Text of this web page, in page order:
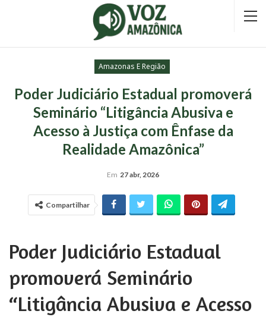
Amazonas E Região
Poder Judiciário Estadual promoverá
Seminário “Litigância Abusiva e
Acesso à Justiça com Ênfase da
Realidade Amazônica”
Em 27 abr, 2026
Compartilhar
Poder Judiciário Estadual
promoverá Seminário
“Litigância Abusiva e Acesso